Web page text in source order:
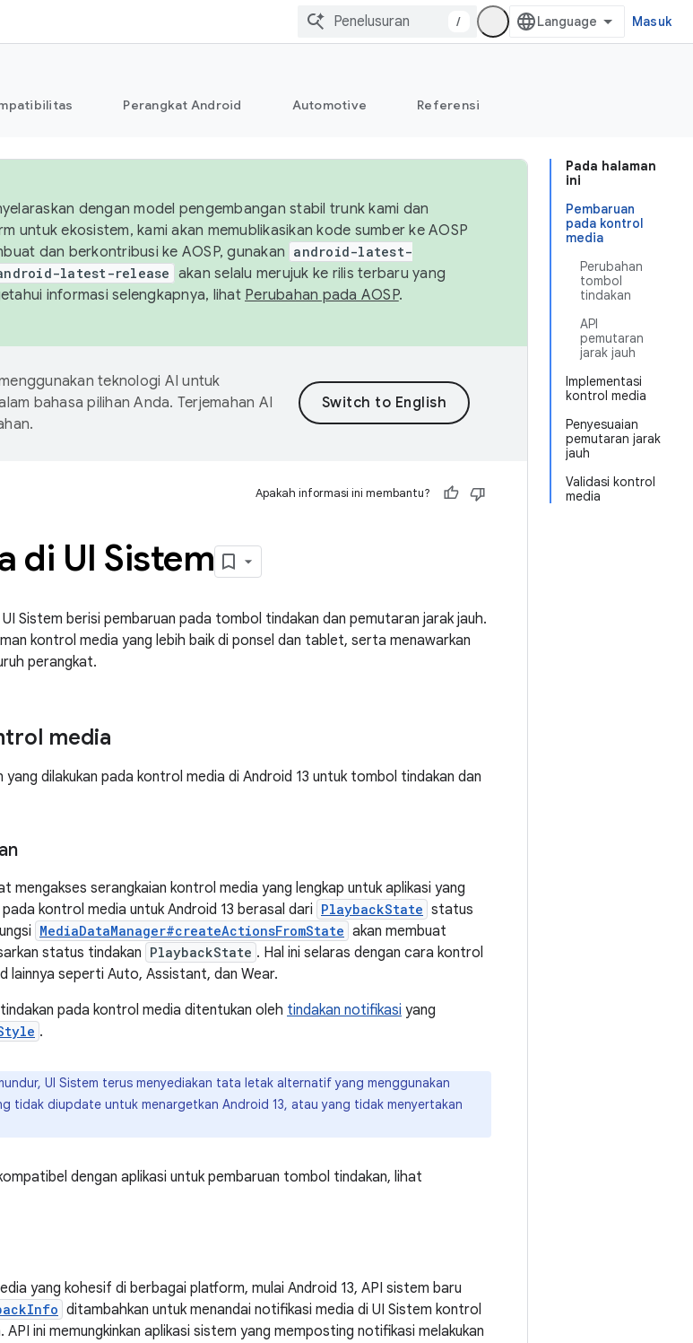
/ Masuk
Perangkat Android Automotive Referensi
Pada halaman
ini
Pembaruan
pada kontrol
media
Perubahan
tombol
tindakan
API
pemutaran
jarak jauh
Implementasi
kontrol media
Penyesuaian
pemutaran jarak
jauh
Validasi kontrol
media
dengan model pengembangan stabil trunk kami dan
untuk ekosistem, kami akan memublikasikan kode sumber ke AOSP
dan berkontribusi ke AOSP, gunakan android-latest-
latest-release akan selalu merujuk ke rilis terbaru yang
informasi selengkapnya, lihat Perubahan pada AOSP.
teknologi AI untuk
bahasa pilihan Anda. Terjemahan AI
Apakah informasi ini membantu?
di UI Sistem
Sistem berisi pembaruan pada tombol tindakan dan pemutaran jarak jauh.
kontrol media yang lebih baik di ponsel dan tablet, serta menawarkan
perangkat.
media
yang dilakukan pada kontrol media di Android 13 untuk tombol tindakan dan
mengakses serangkaian kontrol media yang lengkap untuk aplikasi yang
kontrol media untuk Android 13 berasal dari PlaybackState status
MediaDataManager#createActionsFromState akan membuat
status tindakan PlaybackState . Hal ini selaras dengan cara kontrol
lainnya seperti Auto, Assistant, dan Wear.
pada kontrol media ditentukan oleh tindakan notifikasi yang
.
UI Sistem terus menyediakan tata letak alternatif yang menggunakan
tidak diupdate untuk menargetkan Android 13, atau yang tidak menyertakan
dengan aplikasi untuk pembaruan tombol tindakan, lihat
yang kohesif di berbagai platform, mulai Android 13, API sistem baru
ditambahkan untuk menandai notifikasi media di UI Sistem kontrol
ini memungkinkan aplikasi sistem yang memposting notifikasi melakukan